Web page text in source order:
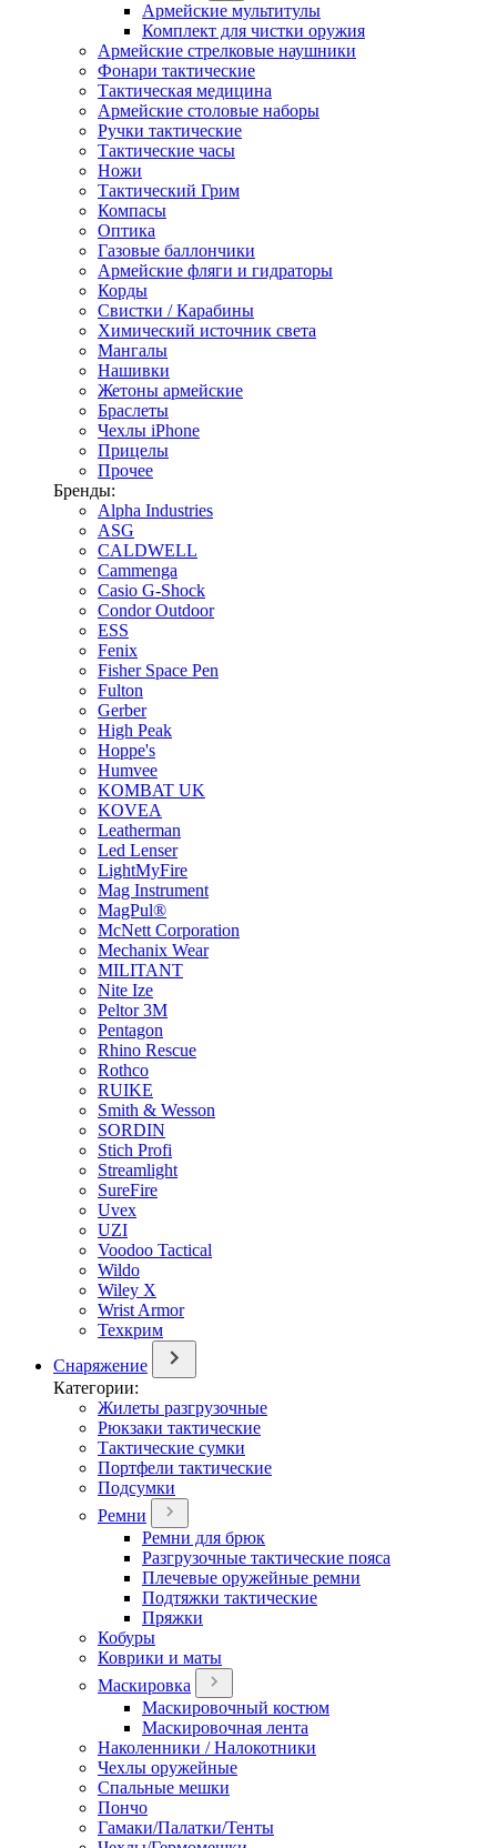
Армейские мультитулы
Комплект для чистки оружия
Армейские стрелковые наушники
Фонари тактические
Тактическая медицина
Армейские столовые наборы
Ручки тактические
Тактические часы
Ножи
Тактический Грим
Компасы
Оптика
Газовые баллончики
Армейские фляги и гидраторы
Корды
Свистки / Карабины
Химический источник света
Мангалы
Нашивки
Жетоны армейские
Браслеты
Чехлы iPhone
Прицелы
Прочее
Бренды:
Alpha Industries
ASG
CALDWELL
Cammenga
Casio G-Shock
Condor Outdoor
ESS
Fenix
Fisher Space Pen
Fulton
Gerber
High Peak
Hoppe's
Humvee
KOMBAT UK
KOVEA
Leatherman
Led Lenser
LightMyFire
Mag Instrument
MagPul®
McNett Corporation
Mechanix Wear
MILITANT
Nite Ize
Peltor 3M
Pentagon
Rhino Rescue
Rothco
RUIKE
Smith & Wesson
SORDIN
Stich Profi
Streamlight
SureFire
Uvex
UZI
Voodoo Tactical
Wildo
Wiley X
Wrist Armor
Техкрим
Снаряжение
Категории:
Жилеты разгрузочные
Рюкзаки тактические
Тактические сумки
Портфели тактические
Подсумки
Ремни
Ремни для брюк
Разгрузочные тактические пояса
Плечевые оружейные ремни
Подтяжки тактические
Пряжки
Кобуры
Коврики и маты
Маскировка
Маскировочный костюм
Маскировочная лента
Наколенники / Налокотники
Чехлы оружейные
Спальные мешки
Пончо
Гамаки/Палатки/Тенты